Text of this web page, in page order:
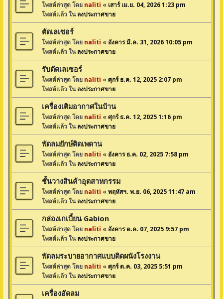
โพสต์ล่าสุด โดย naliti « เสาร์ เม.ย. 04, 2026 1:23 pm
โพสต์แล้ว ในลงประกาศขาย
ตัดเลเซอร์
โพสต์ล่าสุด โดย naliti « อังคาร มี.ค. 31, 2026 10:05 pm
โพสต์แล้ว ในลงประกาศขาย
รับตัดเลเซอร์
โพสต์ล่าสุด โดย naliti «ศุกร์ ธ.ค. 12, 2025 2:07 pm
โพสต์แล้ว ในลงประกาศขาย
เครื่องเติมอากาศในบ้าน
โพสต์ล่าสุด โดย naliti «ศุกร์ ธ.ค. 12, 2025 1:16 pm
โพสต์แล้ว ในลงประกาศขาย
พัดลมยักษ์ติดเพดาน
โพสต์ล่าสุด โดย naliti « อังคาร ธ.ค. 02, 2025 7:58 pm
โพสต์แล้ว ในลงประกาศขาย
ชั้นวางสินค้าอุตสาหกรรม
โพสต์ล่าสุด โดย naliti «พฤหัสฯ. พ.ย. 06, 2025 11:47 am
โพสต์แล้ว ในลงประกาศขาย
กล่องเกเบี้ยน Gabion
โพสต์ล่าสุด โดย naliti « อังคาร ต.ค. 07, 2025 9:57 pm
โพสต์แล้ว ในลงประกาศขาย
พัดลมระบายอากาศแบบติดผนังโรงงาน
โพสต์ล่าสุด โดย naliti «ศุกร์ ต.ค. 03, 2025 5:51 pm
โพสต์แล้ว ในลงประกาศขาย
เครื่องอัดลม